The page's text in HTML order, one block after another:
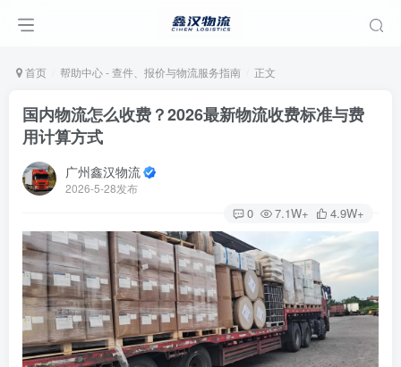
首页 帮助中心 - 查件、报价与物流服务指南 正文
国内物流怎么收费？2026最新物流收费标准与费
用计算方式
广州鑫汉物流
2026-5-28发布
0 7.1W+ 4.9W+